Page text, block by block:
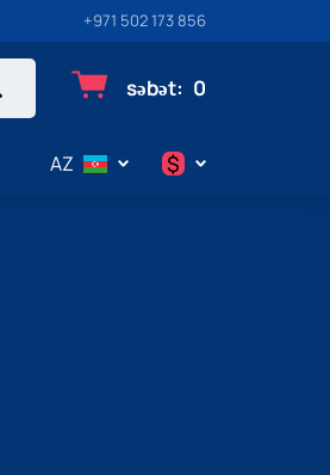
+971 502 173 856
səbət: 0
AZ $